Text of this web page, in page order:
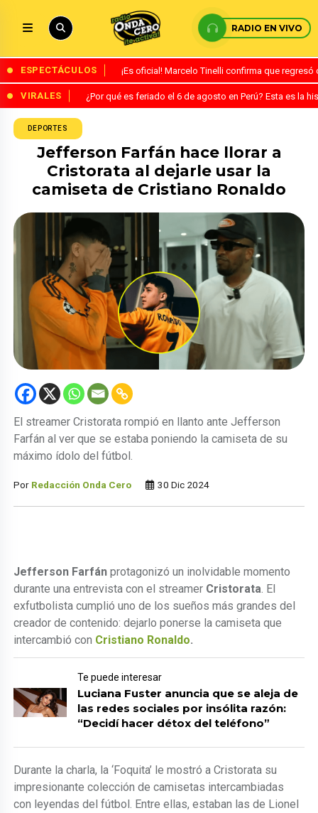
RADIO EN VIVO
ESPECTÁCULOS ¡Es oficial! Marcelo Tinelli confirma que
VIRALES ¿Por qué es feriado el 6 de agosto en Perú? Esta es la
DEPORTES
Jefferson Farfán hace llorar a
Cristorata al dejarle usar la
camiseta de Cristiano Ronaldo
El streamer Cristorata rompió en llanto ante Jefferson
Farfán al ver que se estaba poniendo la camiseta de su
máximo ídolo del fútbol.
Por Redacción Onda Cero 30 Dic 2024
Jefferson Farfán protagonizó un inolvidable momento
durante una entrevista con el streamer Cristorata . El
exfutbolista cumplió uno de los sueños más grandes del
creador de contenido: dejarlo ponerse la camiseta que
intercambió con Cristiano Ronaldo.
Te puede interesar
Luciana Fuster anuncia que se aleja de
las redes sociales por insólita razón:
“Decidí hacer détox del teléfono”
Durante la charla, la ‘Foquita’ le mostró a Cristorata su
impresionante colección de camisetas intercambiadas
con leyendas del fútbol. Entre ellas, estaban las de Lionel